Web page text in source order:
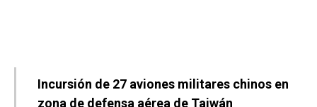
Incursión de 27 aviones militares chinos en
zona de defensa aérea de Taiwán